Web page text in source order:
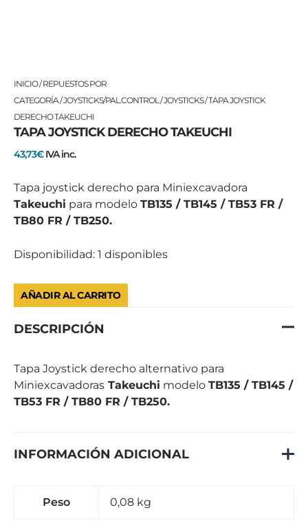
INICIO/REPUESTOS POR
CATEGORÍA/JOYSTICKS/PAL.CONTROL/JOYSTICKS/ TAPA JOYSTICK
DERECHO TAKEUCHI
TAPA JOYSTICK DERECHO TAKEUCHI
43,73€ IVA inc.
Tapa joystick derecho para Miniexcavadora
Takeuchi para modelo TB135 / TB145 / TB53 FR /
TB80 FR / TB250.
Disponibilidad: 1 disponibles
TAPA
JOYSTICK
DERECHO
TAKEUCHI
cantidad
AÑADIR AL CARRITO
DESCRIPCIÓN
Tapa Joystick derecho alternativo para
Miniexcavadoras Takeuchi modelo TB135 / TB145 /
TB53 FR / TB80 FR / TB250.
INFORMACIÓN ADICIONAL
Peso 0,08 kg